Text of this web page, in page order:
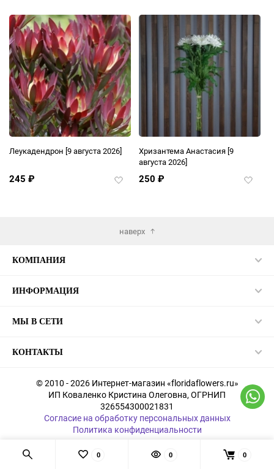
Леукадендрон [9 августа 2026]
245 ₽
Добавить
Хризантема Анастасия [9
августа 2026]
250 ₽
наверх
КОМПАНИЯ
ИНФОРМАЦИЯ
МЫ В СЕТИ
КОНТАКТЫ
© 2010 - 2026 Интернет-магазин «floridaflowers.ru»
ИП Коваленко Кристина Олеговна, ОГРНИП
326554300021831
Согласие на обработку персональных данных
Политика конфиденциальности
0 0 0